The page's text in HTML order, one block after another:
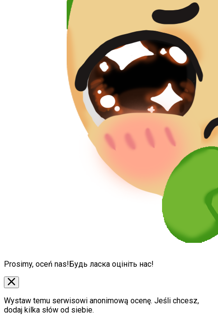
Prosimy, oceń nas!Будь ласка оцініть нас!
Wystaw temu serwisowi anonimową ocenę. Jeśli chcesz,
dodaj kilka słów od siebie.